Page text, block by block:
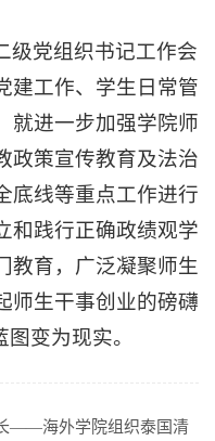
级党组织书记工作会
建工作、学生日常管
就进一步加强学院师
政策宣传教育及法治
底线等重点工作进行
和践行正确政绩观学
教育，广泛凝聚师生
师生干事创业的磅礴
变为现实。
——海外学院组织泰国清